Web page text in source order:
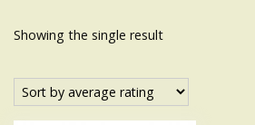
Showing the single result